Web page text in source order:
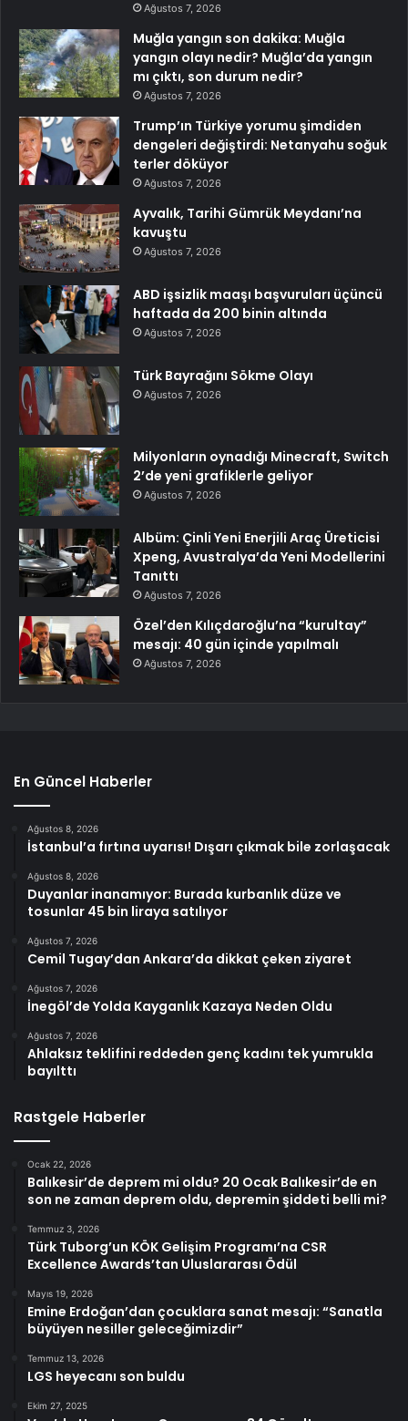
Ağustos 7, 2026
Muğla yangın son dakika: Muğla
yangın olayı nedir? Muğla’da yangın
mı çıktı, son durum nedir?
Ağustos 7, 2026
Trump’ın Türkiye yorumu şimdiden
dengeleri değiştirdi: Netanyahu soğuk
terler döküyor
Ağustos 7, 2026
Ayvalık, Tarihi Gümrük Meydanı’na
kavuştu
Ağustos 7, 2026
ABD işsizlik maaşı başvuruları üçüncü
haftada da 200 binin altında
Ağustos 7, 2026
Türk Bayrağını Sökme Olayı
Ağustos 7, 2026
Milyonların oynadığı Minecraft, Switch
2’de yeni grafiklerle geliyor
Ağustos 7, 2026
Albüm: Çinli Yeni Enerjili Araç Üreticisi
Xpeng, Avustralya’da Yeni Modellerini
Tanıttı
Ağustos 7, 2026
Özel’den Kılıçdaroğlu’na “kurultay”
mesajı: 40 gün içinde yapılmalı
Ağustos 7, 2026
En Güncel Haberler
Ağustos 8, 2026
İstanbul’a fırtına uyarısı! Dışarı çıkmak bile zorlaşacak
Ağustos 8, 2026
Duyanlar inanamıyor: Burada kurbanlık düze ve
tosunlar 45 bin liraya satılıyor
Ağustos 7, 2026
Cemil Tugay’dan Ankara’da dikkat çeken ziyaret
Ağustos 7, 2026
İnegöl’de Yolda Kayganlık Kazaya Neden Oldu
Ağustos 7, 2026
Ahlaksız teklifini reddeden genç kadını tek yumrukla
bayılttı
Rastgele Haberler
Ocak 22, 2026
Balıkesir’de deprem mi oldu? 20 Ocak Balıkesir’de en
son ne zaman deprem oldu, depremin şiddeti belli mi?
Temmuz 3, 2026
Türk Tuborg’un KÖK Gelişim Programı’na CSR
Excellence Awards’tan Uluslararası Ödül
Mayıs 19, 2026
Emine Erdoğan’dan çocuklara sanat mesajı: “Sanatla
büyüyen nesiller geleceğimizdir”
Temmuz 13, 2026
LGS heyecanı son buldu
Ekim 27, 2025